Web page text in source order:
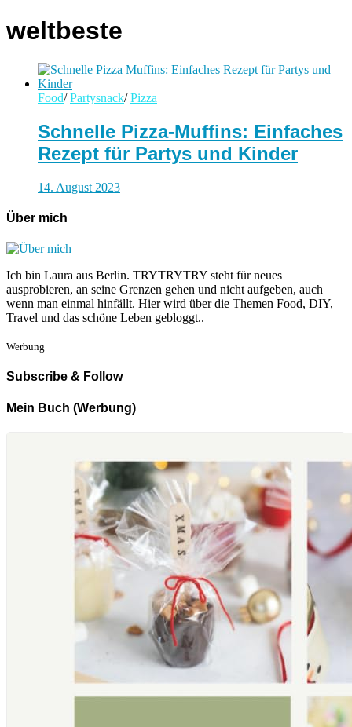
weltbeste
Food/ Partysnack/ Pizza
Schnelle Pizza-Muffins: Einfaches
Rezept für Partys und Kinder
14. August 2023
Über mich
Ich bin Laura aus Berlin. TRYTRYTRY steht für neues
ausprobieren, an seine Grenzen gehen und nicht aufgeben, auch
wenn man einmal hinfällt. Hier wird über die Themen Food, DIY,
Travel und das schöne Leben gebloggt..
Werbung
Subscribe & Follow
Mein Buch (Werbung)